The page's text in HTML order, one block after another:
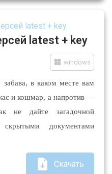
latest + key
windows
в каком месте вам
и кошмар, а напротив —
не дайте загадочной
скрытыми документами
Скачать